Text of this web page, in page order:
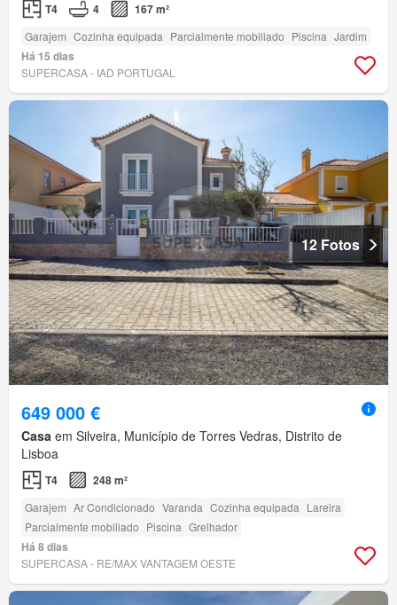
T4 4 167 m²
Garajem Cozinha equipada Parcialmente mobiliado Piscina Jardim
Há 15 dias
SUPERCASA - IAD PORTUGAL
12 Fotos
649 000 €
Casa em Silveira, Município de Torres Vedras, Distrito de
Lisboa
T4 248 m²
Garajem Ar Condicionado Varanda Cozinha equipada Lareira
Parcialmente mobiliado Piscina Grelhador
Há 8 dias
SUPERCASA - RE/MAX VANTAGEM OESTE